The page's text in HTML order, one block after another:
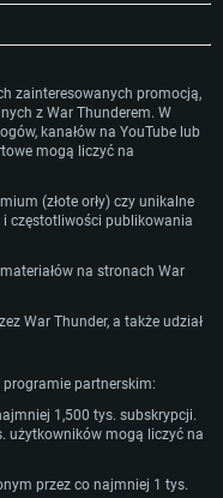
zainteresowanych promocją,
z War Thunderem. W
kanałów na YouTube lub
mogą liczyć na
(złote orły) czy unikalne
częstotliwości publikowania
na stronach War
War Thunder, a także udział
partnerskim:
1,500 tys. subskrypcji.
użytkowników mogą liczyć na
przez co najmniej 1 tys.